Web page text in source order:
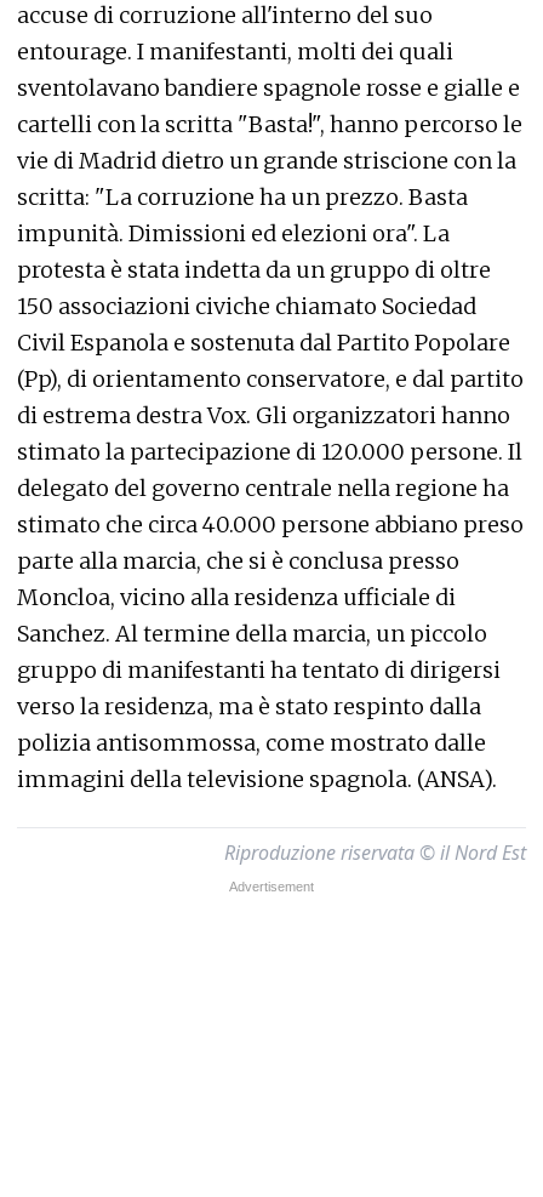
accuse di corruzione all'interno del suo
entourage. I manifestanti, molti dei quali
sventolavano bandiere spagnole rosse e gialle e
cartelli con la scritta "Basta!", hanno percorso le
vie di Madrid dietro un grande striscione con la
scritta: "La corruzione ha un prezzo. Basta
impunità. Dimissioni ed elezioni ora". La
protesta è stata indetta da un gruppo di oltre
150 associazioni civiche chiamato Sociedad
Civil Espanola e sostenuta dal Partito Popolare
(Pp), di orientamento conservatore, e dal partito
di estrema destra Vox. Gli organizzatori hanno
stimato la partecipazione di 120.000 persone. Il
delegato del governo centrale nella regione ha
stimato che circa 40.000 persone abbiano preso
parte alla marcia, che si è conclusa presso
Moncloa, vicino alla residenza ufficiale di
Sanchez. Al termine della marcia, un piccolo
gruppo di manifestanti ha tentato di dirigersi
verso la residenza, ma è stato respinto dalla
polizia antisommossa, come mostrato dalle
immagini della televisione spagnola. (ANSA).
Riproduzione riservata © il Nord Est